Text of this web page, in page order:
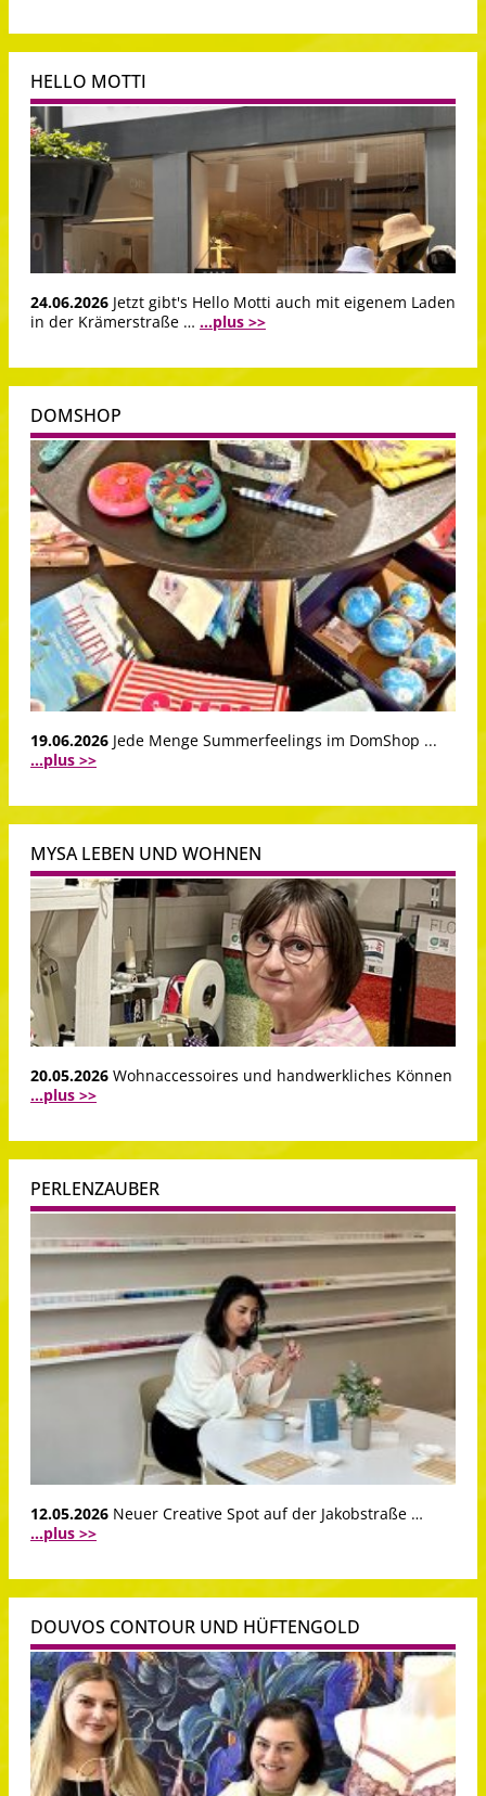
HELLO MOTTI
24.06.2026 Jetzt gibt's Hello Motti auch mit eigenem Laden
in der Krämerstraße … ...plus >>
DOMSHOP
19.06.2026 Jede Menge Summerfeelings im DomShop ...
...plus >>
MYSA LEBEN UND WOHNEN
20.05.2026 Wohnaccessoires und handwerkliches Können
...plus >>
PERLENZAUBER
12.05.2026 Neuer Creative Spot auf der Jakobstraße …
...plus >>
DOUVOS CONTOUR UND HÜFTENGOLD